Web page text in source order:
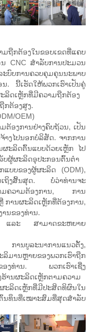
ຖືກຕ້ອງໃນຂອບເຂດທີ່ແຄບ
ນ CNC ສຳລັບການປະມວນ
ບການຄວບຄຸມຄຸນນະພາບ
ນີ້ເຮັດໃຫ້ພວກເຮົາເປັນຄູ່
ລິດເຫຼັກທີ່ມີຄວາມຖືກຕ້ອງ
ກຕ້ອງສູງ.
OEM)
ຕ້ອງການຢ່າງຄົບຖ້ວນ, ເປັນ
ງໄປນອກບໍລິສັດ. ຈາກການ
ະລິດຕົ້ນແບບດ້ວຍເຫຼັກ ໄປ
ບຜູ້ຜະລິດອຸປະກອນຕົ້ນຕຳ
ບບຂອງຜູ້ຜະລິດ (ODM),
ນເຖິງສິ້ນສຸດ. ບໍ່ວ່າທ່ານຈະ
າມຄວາມຕ້ອງການ, ການ
ການຜະລິດເຫຼັກທີ່ຕ້ອງການ,
ນຂອງທ່ານ.
ແລະ ສາມາດຂະຫຍາຍ
ການບູລະນາການແນວຕັ້ງ,
ານຫຼາຍຂອງພວກເຮົາຖືກ
ຂອງທ່ານ. ພວກເຮົາເຊີ່ງ
ານຜະລິດເຫຼັກຕາມຄວາມ
ລິດເຫຼັກທີ່ມີປະສິດທິຜົນໃນ
ທຶນທີ່ເໝາະສົມທີ່ສຸດສຳລັບ